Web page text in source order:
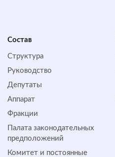
Состав
Структура
Руководство
Депутаты
Аппарат
Фракции
Палата законодательных
предположений
Комитет и постоянные